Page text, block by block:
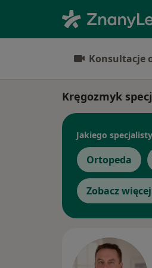
Konsultacje
Kręgozmyk
Jakiego
Ortopeda
Zobacz więcej